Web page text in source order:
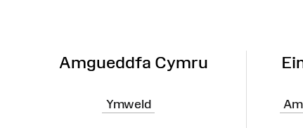
Amgueddfa Cymru
Ymweld